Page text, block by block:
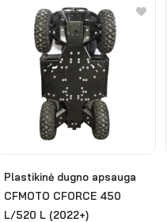
Plastikinė dugno apsauga
CFMOTO CFORCE 450
L/520 L (2022+)